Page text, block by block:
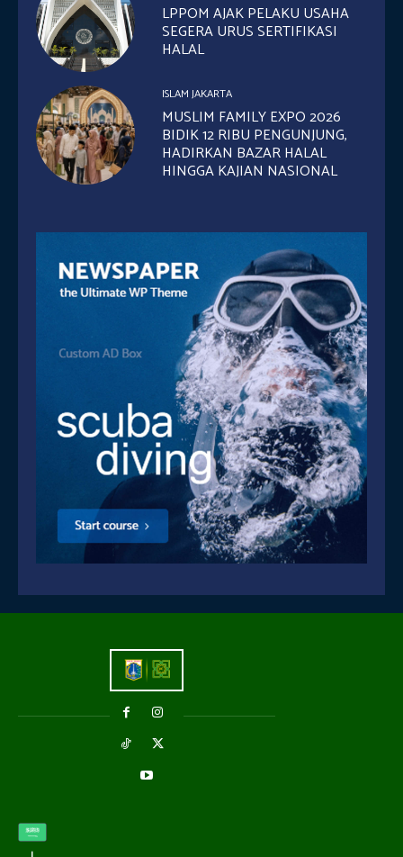
LPPOM AJAK PELAKU USAHA
SEGERA URUS SERTIFIKASI
HALAL
ISLAM JAKARTA
MUSLIM FAMILY EXPO 2026
BIDIK 12 RIBU PENGUNJUNG,
HADIRKAN BAZAR HALAL
HINGGA KAJIAN NASIONAL